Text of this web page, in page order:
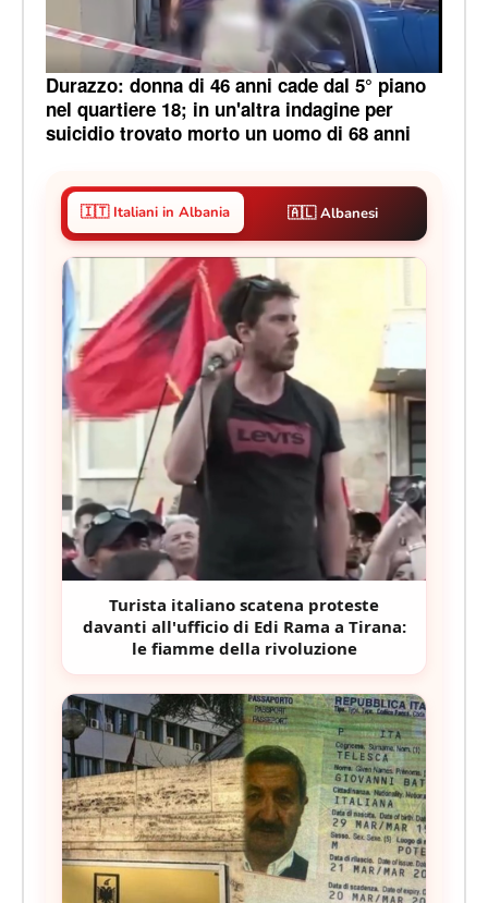
Durazzo: donna di 46 anni cade dal 5° piano
nel quartiere 18; in un'altra indagine per
suicidio trovato morto un uomo di 68 anni
🇮🇹 Italiani in Albania 🇦🇱 Albanesi
Turista italiano scatena proteste
davanti all'ufficio di Edi Rama a Tirana:
le fiamme della rivoluzione